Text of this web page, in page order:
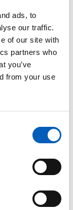
ads, to
our traffic.
of our site with
partners who
you’ve
from your use
avverges
FNs
å
årsaken til
ble ledet av
måneden.